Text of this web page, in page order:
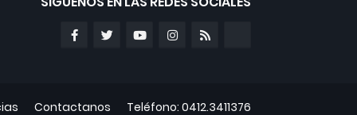
Contactanos Teléfono: 0412.3411376